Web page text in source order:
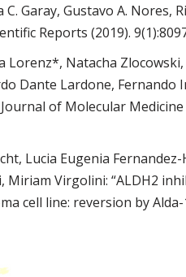
Garay, Gustavo A.
Reports (2019).
Lorenz*, Natacha
Dante Lardone,
of Molecular
Lucia Eugenia
Miriam Virgolini: “ALDH2
cell line: reversion by